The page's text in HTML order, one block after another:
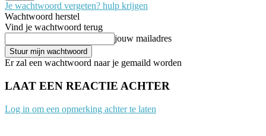
Je wachtwoord vergeten? hulp krijgen
Wachtwoord herstel
Vind je wachtwoord terug
jouw mailadres
Er zal een wachtwoord naar je gemaild worden
LAAT EEN REACTIE ACHTER
Log in om een opmerking achter te laten